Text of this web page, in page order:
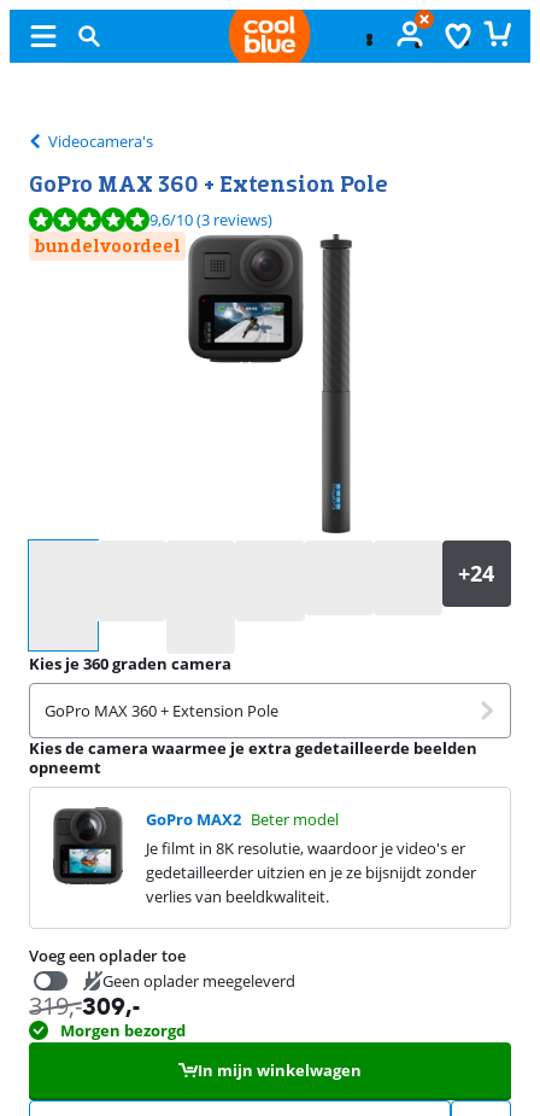
Videocamera's
GoPro MAX 360 + Extension Pole
Beoordeling is 9,6 van de 10, gebaseerd op 3 reviews.
9,6/10(3 reviews)
bundelvoordeel
Kies je 360 graden camera
GoPro MAX 360 + Extension Pole
Kies de camera waarmee je extra gedetailleerde beelden
opneemt
GoPro MAX2 Beter model
Je filmt in 8K resolutie, waardoor je video's er
gedetailleerder uitzien en je ze bijsnijdt zonder
verlies van beeldkwaliteit.
Voeg een oplader toe
Geen oplader meegeleverd
319,-309,-
Morgen bezorgd
In mijn winkelwagen